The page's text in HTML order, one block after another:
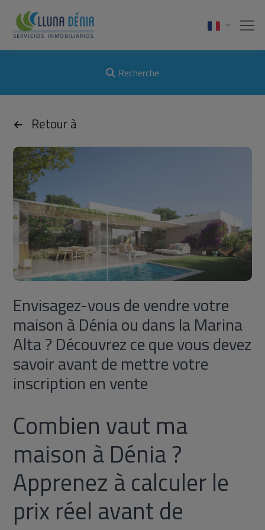
Recherche
Retour à
Envisagez-vous de vendre votre
maison à Dénia ou dans la Marina
Alta ? Découvrez ce que vous devez
savoir avant de mettre votre
inscription en vente
Combien vaut ma
maison à Dénia ?
Apprenez à calculer le
prix réel avant de